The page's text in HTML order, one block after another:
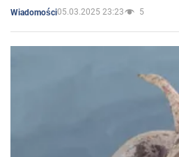
Wiadomości05.03.2025 23:23 5